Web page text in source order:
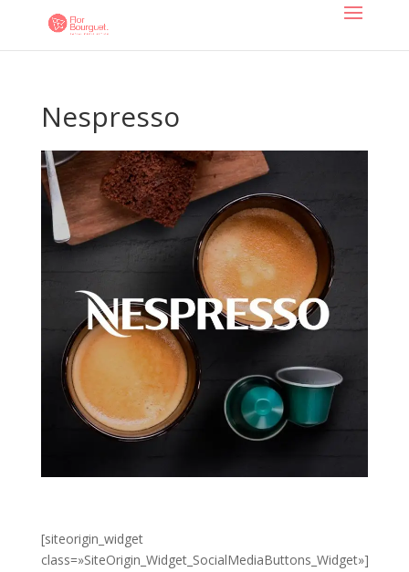
Nespresso
[siteorigin_widget
class=»SiteOrigin_Widget_SocialMediaButtons_Widget»]